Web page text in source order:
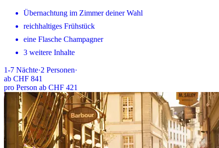
Übernachtung im Zimmer deiner Wahl
reichhaltiges Frühstück
eine Flasche Champagner
3 weitere Inhalte
1-7 Nächte·2 Personen·
ab CHF 841
pro Person ab CHF 421